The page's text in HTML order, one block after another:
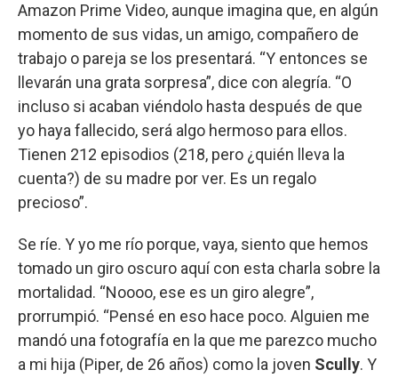
Amazon Prime Video, aunque imagina que, en algún
momento de sus vidas, un amigo, compañero de
trabajo o pareja se los presentará. “Y entonces se
llevarán una grata sorpresa”, dice con alegría. “O
incluso si acaban viéndolo hasta después de que
yo haya fallecido, será algo hermoso para ellos.
Tienen 212 episodios (218, pero ¿quién lleva la
cuenta?) de su madre por ver. Es un regalo
precioso”.
Se ríe. Y yo me río porque, vaya, siento que hemos
tomado un giro oscuro aquí con esta charla sobre la
mortalidad. “Noooo, ese es un giro alegre”,
prorrumpió. “Pensé en eso hace poco. Alguien me
mandó una fotografía en la que me parezco mucho
a mi hija (Piper, de 26 años) como la joven Scully. Y